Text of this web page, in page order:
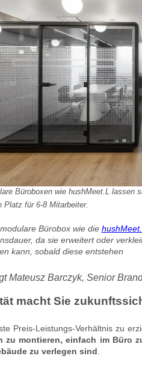
Büroboxen wie hushMeet.L lassen
Platz für 6-8 Mitarbeiter.
Bürobox wie die
da sie erweitert oder
kann, sobald diese entstehen
Mateusz Barczyk, Senior
macht Sie
Preis-Leistungs-Verhältnis zu
zu montieren, einfach im Büro
zu verlegen sind